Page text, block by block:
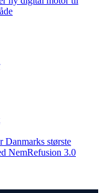
største
NemRefusion 3.0